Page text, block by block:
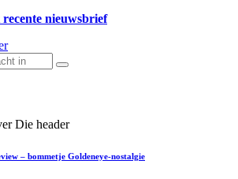
nieuwsbrief
– bommetje Goldeneye-nostalgie